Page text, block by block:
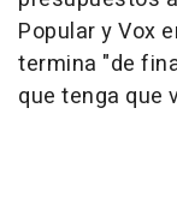
Popular y Vox
termina "de
que tenga que